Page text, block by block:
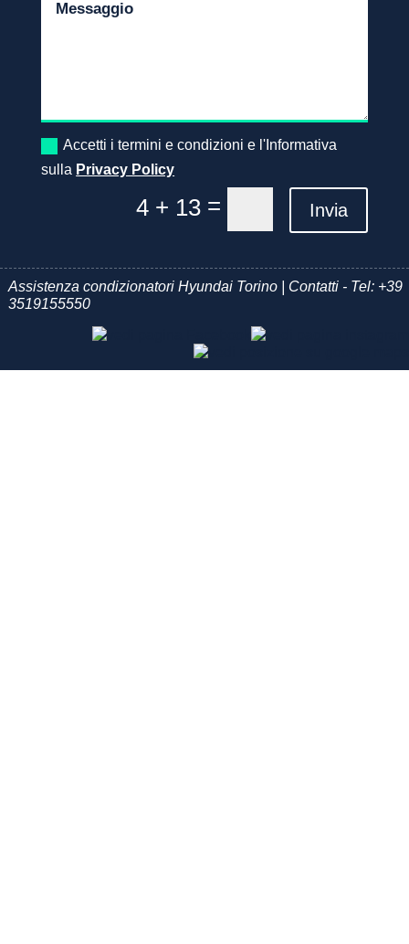
Accetti i termini e condizioni e l'Informativa
sulla Privacy Policy
4 + 13 = Invia
Assistenza condizionatori Hyundai Torino | Contatti - Tel: +39
3519155550